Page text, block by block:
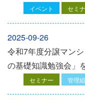
イベント セミ
2025-09-26
令和7年度分譲マン
の基礎知識勉強会」
セミナー 管理